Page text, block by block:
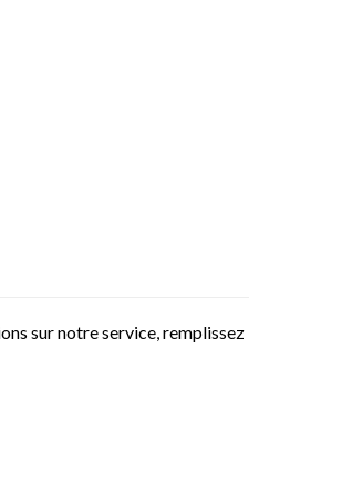
sur notre service, remplissez